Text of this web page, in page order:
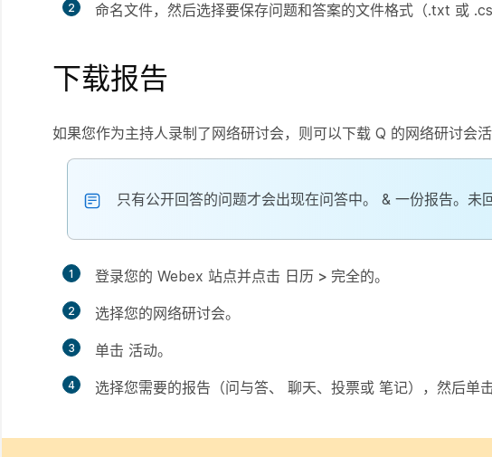
2 命名文件，然后选择要保存问题和答案的文件格式（.txt 或
下载报告
如果您作为主持人录制了网络研讨会，则可以下载 Q 的网络研讨会
只有公开回答的问题才会出现在问答中。 & 一份报告。未
1 登录您的 Webex 站点并点击 日历 > 完全的。
2 选择您的网络研讨会。
3 单击 活动。
4 选择您需要的报告（问与答、 聊天、投票或 笔记），然后单